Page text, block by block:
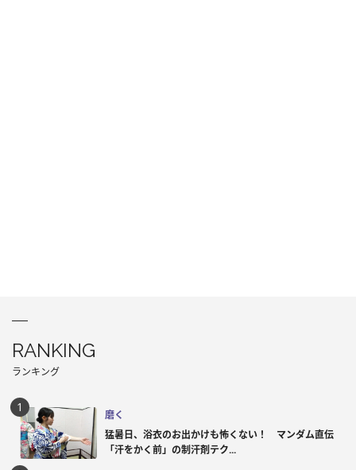
RANKING
ランキング
磨く
猛暑日、浴衣のお出かけも怖くない！ マンダム直伝
「汗をかく前」の制汗剤テク...